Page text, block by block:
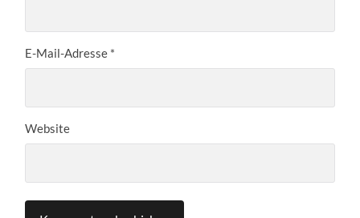
E-Mail-Adresse *
Website